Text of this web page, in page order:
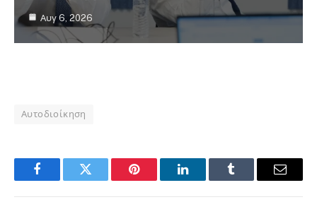
Αυγ 6, 2026
Αυτοδιοίκηση
FacebookTwitter Pinterest LinkedInTumblr Email